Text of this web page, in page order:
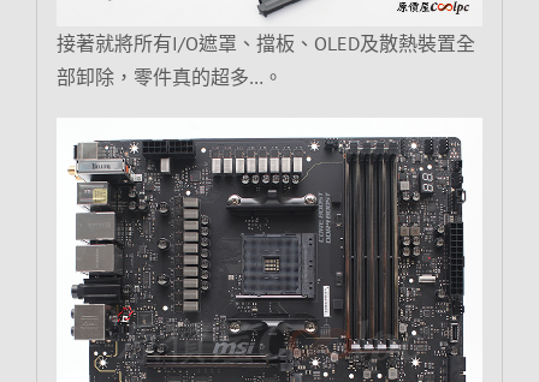
接著就將所有I/O遮罩、擋板、OLED及散熱裝置全
部卸除，零件真的超多…。